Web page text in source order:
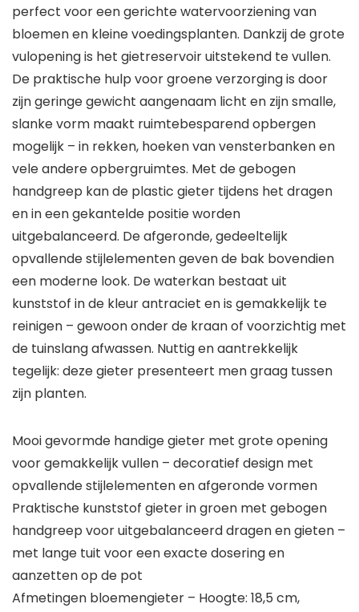
perfect voor een gerichte watervoorziening van
bloemen en kleine voedingsplanten. Dankzij de grote
vulopening is het gietreservoir uitstekend te vullen.
De praktische hulp voor groene verzorging is door
zijn geringe gewicht aangenaam licht en zijn smalle,
slanke vorm maakt ruimtebesparend opbergen
mogelijk – in rekken, hoeken van vensterbanken en
vele andere opbergruimtes. Met de gebogen
handgreep kan de plastic gieter tijdens het dragen
en in een gekantelde positie worden
uitgebalanceerd. De afgeronde, gedeeltelijk
opvallende stijlelementen geven de bak bovendien
een moderne look. De waterkan bestaat uit
kunststof in de kleur antraciet en is gemakkelijk te
reinigen – gewoon onder de kraan of voorzichtig met
de tuinslang afwassen. Nuttig en aantrekkelijk
tegelijk: deze gieter presenteert men graag tussen
zijn planten.
Mooi gevormde handige gieter met grote opening
voor gemakkelijk vullen – decoratief design met
opvallende stijlelementen en afgeronde vormen
Praktische kunststof gieter in groen met gebogen
handgreep voor uitgebalanceerd dragen en gieten –
met lange tuit voor een exacte dosering en
aanzetten op de pot
Afmetingen bloemengieter – Hoogte: 18,5 cm,